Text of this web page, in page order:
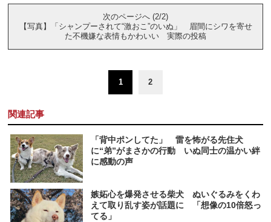
次のページへ (2/2)
【写真】「シャンプーされて“激おこ”のいぬ」 眉間にシワを寄せ
た不機嫌な表情もかわいい 実際の投稿
1 2
関連記事
「背中ポンしてた」 雷を怖がる先住犬
に“弟”がまさかの行動 いぬ同士の温かい絆
に感動の声
嫉妬心を爆発させる柴犬 ぬいぐるみをくわ
えて取り乱す姿が話題に 「想像の10倍怒っ
てる」